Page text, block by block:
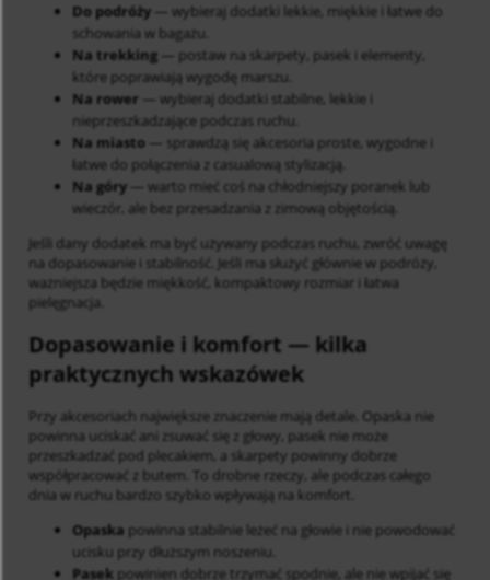
Do podróży — wybieraj dodatki lekkie, miękkie i łatwe do
schowania w bagażu.
Na trekking — postaw na skarpety, pasek i elementy,
które poprawiają wygodę marszu.
Na rower — wybieraj dodatki stabilne, lekkie i
nieprzeszkadzające podczas ruchu.
Na miasto — sprawdzą się akcesoria proste, wygodne i
łatwe do połączenia z casualową stylizacją.
Na góry — warto mieć coś na chłodniejszy poranek lub
wieczór, ale bez przesadzania z zimową objętością.
Jeśli dany dodatek ma być używany podczas ruchu, zwróć uwagę
na dopasowanie i stabilność. Jeśli ma służyć głównie w podróży,
ważniejsza będzie miękkość, kompaktowy rozmiar i łatwa
pielęgnacja.
Dopasowanie i komfort — kilka
praktycznych wskazówek
Przy akcesoriach największe znaczenie mają detale. Opaska nie
powinna uciskać ani zsuwać się z głowy, pasek nie może
przeszkadzać pod plecakiem, a skarpety powinny dobrze
współpracować z butem. To drobne rzeczy, ale podczas całego
dnia w ruchu bardzo szybko wpływają na komfort.
Opaska powinna stabilnie leżeć na głowie i nie powodować
ucisku przy dłuższym noszeniu.
Pasek powinien dobrze trzymać spodnie, ale nie wpijać się